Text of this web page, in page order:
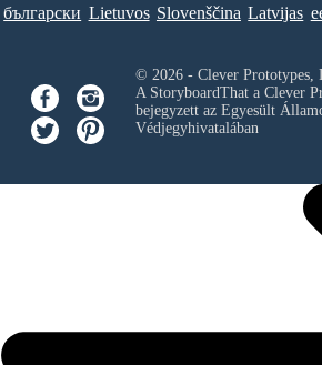
български Lietuvos Slovenščina Latvijas
© 2026 - Clever
A StoryboardThat a Clever
bejegyzett az Egyesült
Védjegyhivatalában